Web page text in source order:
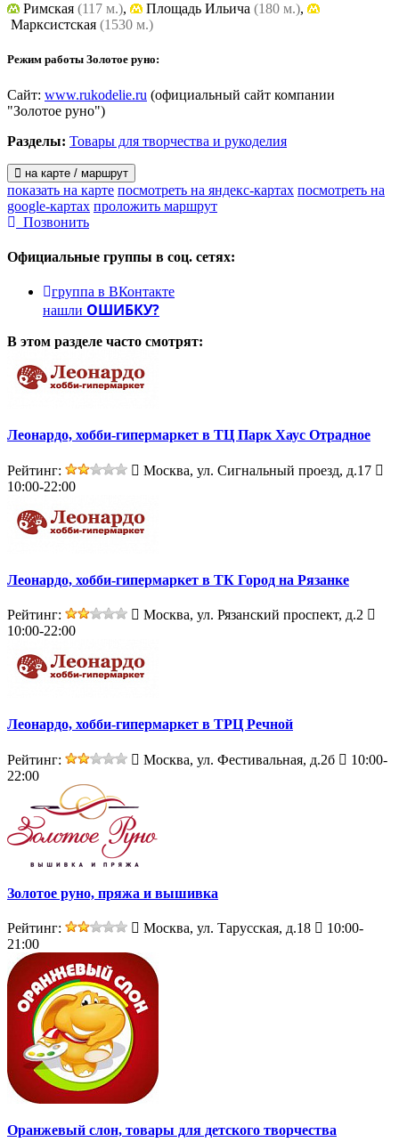
Римская (117 м.), Площадь Ильича (180 м.),
Марксистская (1530 м.)
Режим работы Золотое руно:
Сайт: www.rukodelie.ru (официальный сайт компании
"Золотое руно")
Разделы: Товары для творчества и рукоделия
на карте / маршрут
показать на карте посмотреть на яндекс-картах посмотреть на
google-картах проложить маршрут
Позвонить
Официальные группы в соц. сетях:
группа в ВКонтакте
нашли ОШИБКУ?
В этом разделе часто смотрят:
Леонардо, хобби-гипермаркет в ТЦ Парк Хаус Отрадное
Рейтинг:
Москва, ул. Сигнальный проезд, д.17
10:00-22:00
Леонардо, хобби-гипермаркет в ТК Город на Рязанке
Рейтинг:
Москва, ул. Рязанский проспект, д.2
10:00-22:00
Леонардо, хобби-гипермаркет в ТРЦ Речной
Рейтинг: Москва, ул. Фестивальная, д.2б
10:00-
22:00
Золотое руно, пряжа и вышивка
Рейтинг: Москва, ул. Тарусская, д.18
10:00-
21:00
Оранжевый слон, товары для детского творчества